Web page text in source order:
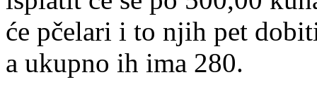
će pčelari i to njih pet
a ukupno ih ima 280.